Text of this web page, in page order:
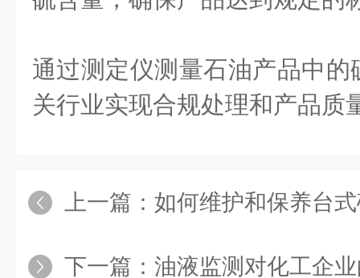
通过测定仪测量石油产品中
关行业实现合规处理和产品质
上一篇： 如何维护和保养台
下一篇： 油液监测对化工企